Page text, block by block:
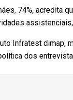
74%, acredita
Infratest dimap,
dos